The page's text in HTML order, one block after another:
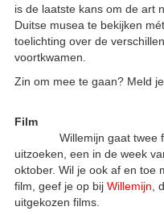
is de laatste kans om de art
Duitse musea te bekijken
toelichting over de
voortkwamen.
Zin om mee te gaan? Meld
Film
Willemijn gaat twee
uitzoeken, een in de week
oktober. Wil je ook af en toe
film, geef je op bij Willemijn ,
uitgekozen films.